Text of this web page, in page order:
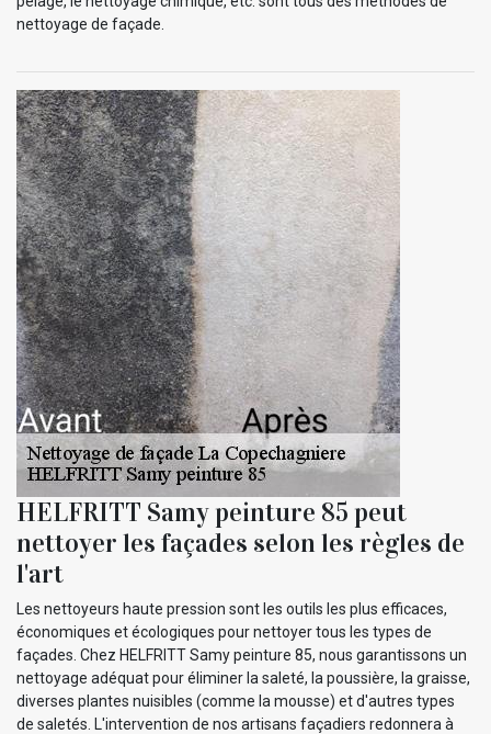
nettoyage de façade.
HELFRITT Samy peinture 85 peut
nettoyer les façades selon les règles de
l'art
Les nettoyeurs haute pression sont les outils les plus efficaces,
économiques et écologiques pour nettoyer tous les types de
façades. Chez HELFRITT Samy peinture 85, nous garantissons un
nettoyage adéquat pour éliminer la saleté, la poussière, la graisse,
diverses plantes nuisibles (comme la mousse) et d'autres types
de saletés. L'intervention de nos artisans façadiers redonnera à